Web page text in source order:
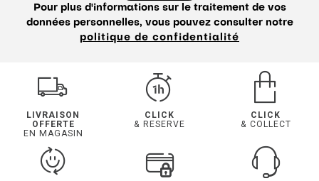
Pour plus d'informations sur le traitement de vos
données personnelles, vous pouvez consulter notre
politique de confidentialité
LIVRAISON
OFFERTE
EN MAGASIN
CLICK
& RESERVE
CLICK
& COLLECT